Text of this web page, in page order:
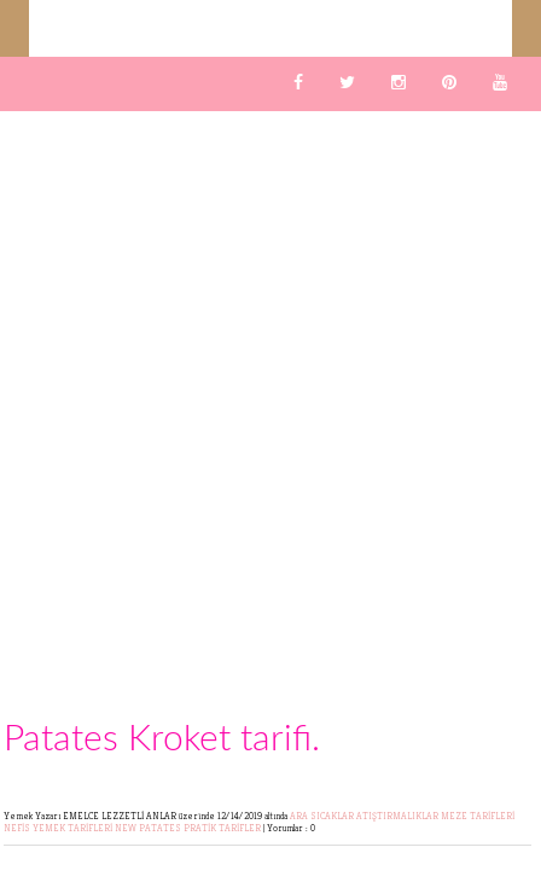
Patates Kroket tarifi.
Yemek Yazarı EMELCE LEZZETLİ ANLARüzerinde 12/14/2019 altında ARA SICAKLAR ATIŞTIRMALIKLAR MEZE TARİFLERİ
NEFİS YEMEK TARİFLERİ NEW PATATES PRATİK TARİFLER | Yorumlar : 0